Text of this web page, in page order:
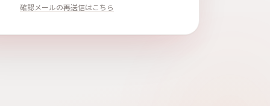
確認メールの再送信はこちら